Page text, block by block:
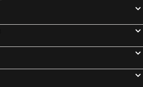
breakfasts
Balaruc les Bains, bed and breakfasts
Avèze, bed and breakfasts